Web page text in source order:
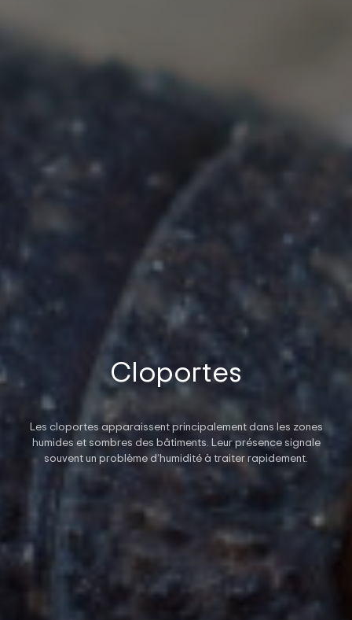
Cloportes
Les cloportes apparaissent principalement dans les zones
humides et sombres des bâtiments. Leur présence signale
souvent un problème d’humidité à traiter rapidement.